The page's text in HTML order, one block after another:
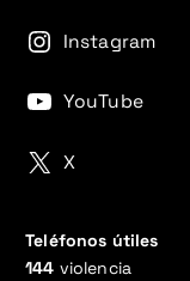
Instagram
YouTube
X
Teléfonos útiles
144 violencia